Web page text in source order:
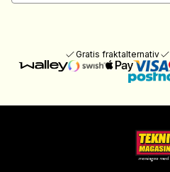
Gratis fraktalternativ